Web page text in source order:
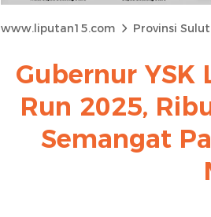
www.liputan15.com Provinsi Sulut
Gubernur YSK
Run 2025,
Semangat